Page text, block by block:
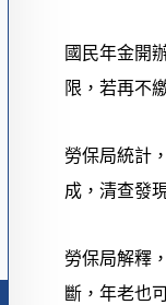
國民年金開
限，若再不
勞保局統計
成，清查發
勞保局解釋
斷，年老也